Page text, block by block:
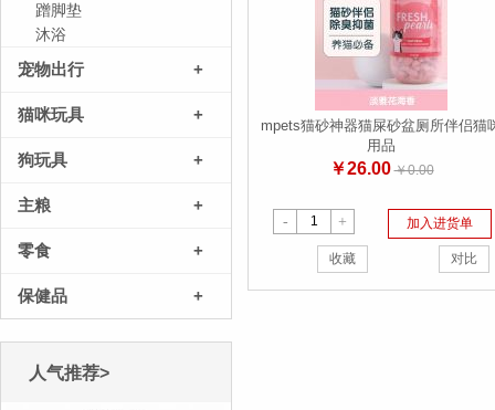
蹭脚垫
沐浴
宠物出行 +
猫咪玩具 +
狗玩具 +
主粮 +
零食 +
保健品 +
人气推荐>
mpets猫砂神器猫屎砂盆厕所伴侣猫
用品
￥26.00 ￥0.00
- + 加入进货单
收藏 对比